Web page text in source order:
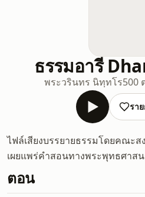
ธรรมอารี
พระวรินทร นิทฺทโร500
รา
ไฟล์เสียงบรรยายธรรมโดยคณะ
เผยแพร่คำสอนทางพระพุทธศาส
ตอน